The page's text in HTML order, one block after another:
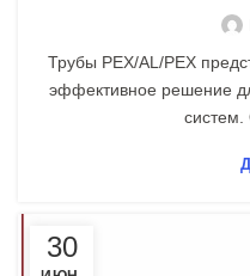
Трубы PEX/AL/PEX
эффективное решение
систем.
30